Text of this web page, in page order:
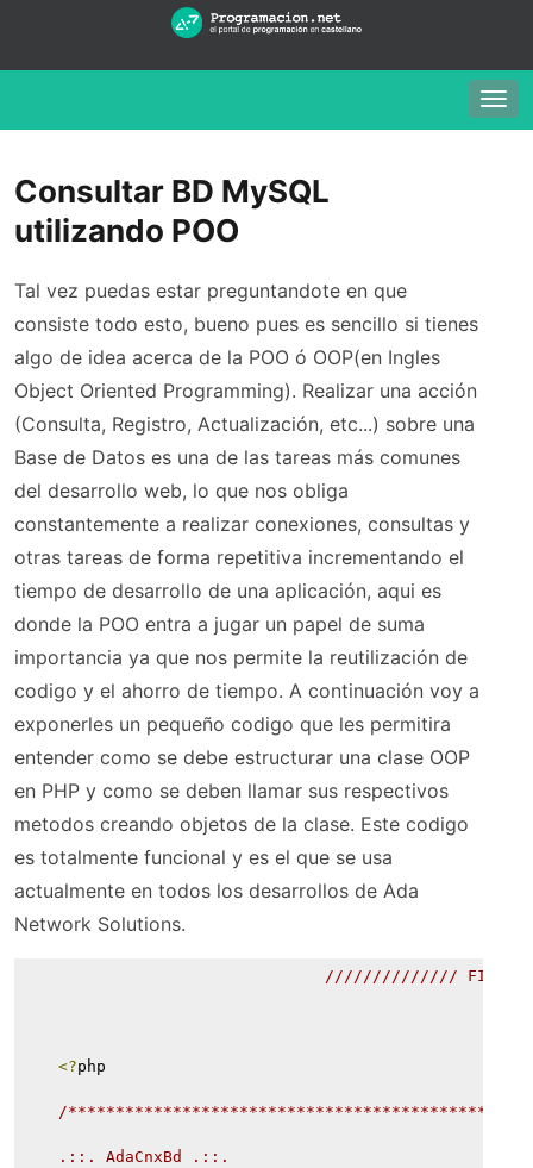
Consultar BD MySQL
utilizando POO
Tal vez puedas estar preguntandote en que
consiste todo esto, bueno pues es sencillo si tienes
algo de idea acerca de la POO ó OOP(en Ingles
Object Oriented Programming). Realizar una acción
(Consulta, Registro, Actualización, etc...) sobre una
Base de Datos es una de las tareas más comunes
del desarrollo web, lo que nos obliga
constantemente a realizar conexiones, consultas y
otras tareas de forma repetitiva incrementando el
tiempo de desarrollo de una aplicación, aqui es
donde la POO entra a jugar un papel de suma
importancia ya que nos permite la reutilización de
codigo y el ahorro de tiempo. A continuación voy a
exponerles un pequeño codigo que les permitira
entender como se debe estructurar una clase OOP
en PHP y como se deben llamar sus respectivos
metodos creando objetos de la clase. Este codigo
es totalmente funcional y es el que se usa
actualmente en todos los desarrollos de Ada
Network Solutions.
////////////// FICHERO
<?php
/
.::. AdaCnxBd .::.